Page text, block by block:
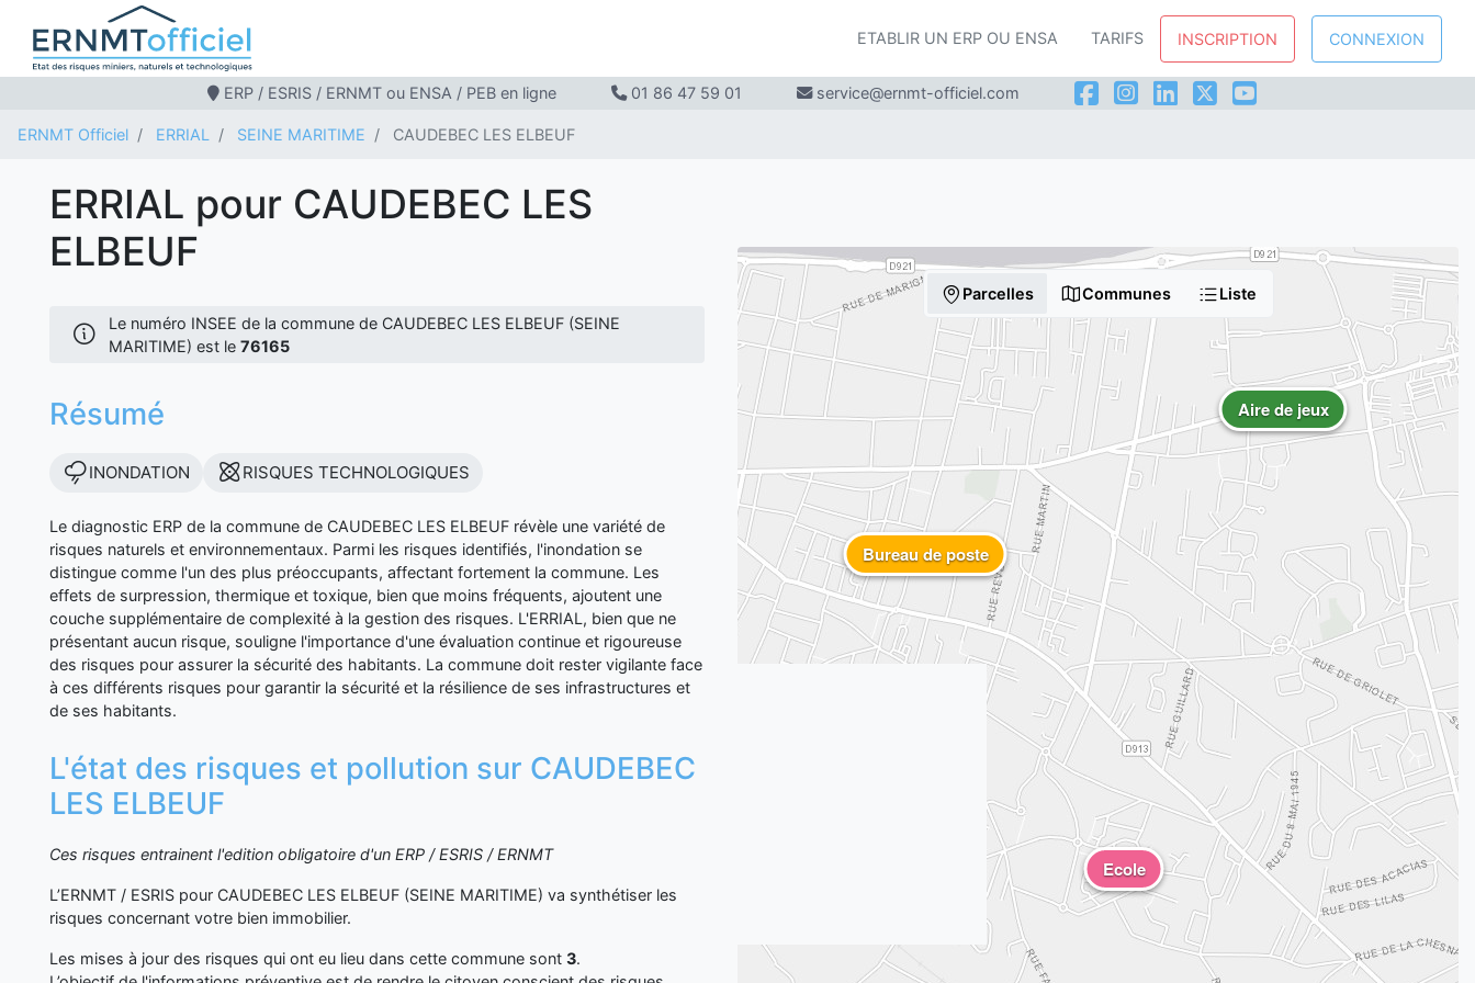
ETABLIR UN ERP OU ENSA TARIFS INSCRIPTION CONNEXION
ERP / ESRIS / ERNMT ou ENSA / PEB en ligne 01 86 47 59 01 service@ernmt-officiel.com
ERNMT Officiel ERRIAL SEINE MARITIME CAUDEBEC LES ELBEUF
ERRIAL pour CAUDEBEC LES
ELBEUF
Le numéro INSEE de la commune de CAUDEBEC LES ELBEUF (SEINE
MARITIME) est le 76165
Résumé
INONDATION RISQUES TECHNOLOGIQUES
Le diagnostic ERP de la commune de CAUDEBEC LES ELBEUF révèle une variété de
risques naturels et environnementaux. Parmi les risques identifiés, l'inondation se
distingue comme l'un des plus préoccupants, affectant fortement la commune. Les
effets de surpression, thermique et toxique, bien que moins fréquents, ajoutent une
couche supplémentaire de complexité à la gestion des risques. L'ERRIAL, bien que ne
présentant aucun risque, souligne l'importance d'une évaluation continue et rigoureuse
des risques pour assurer la sécurité des habitants. La commune doit rester vigilante face
à ces différents risques pour garantir la sécurité et la résilience de ses infrastructures et
de ses habitants.
L'état des risques et pollution sur CAUDEBEC
LES ELBEUF
Ces risques entrainent l'edition obligatoire d'un ERP / ESRIS / ERNMT
L’ERNMT / ESRIS pour CAUDEBEC LES ELBEUF (SEINE MARITIME) va synthétiser les
risques concernant votre bien immobilier.
Les mises à jour des risques qui ont eu lieu dans cette commune sont 3.
Parcelles Communes Liste
Aire de jeux
Bureau de poste
Ecole